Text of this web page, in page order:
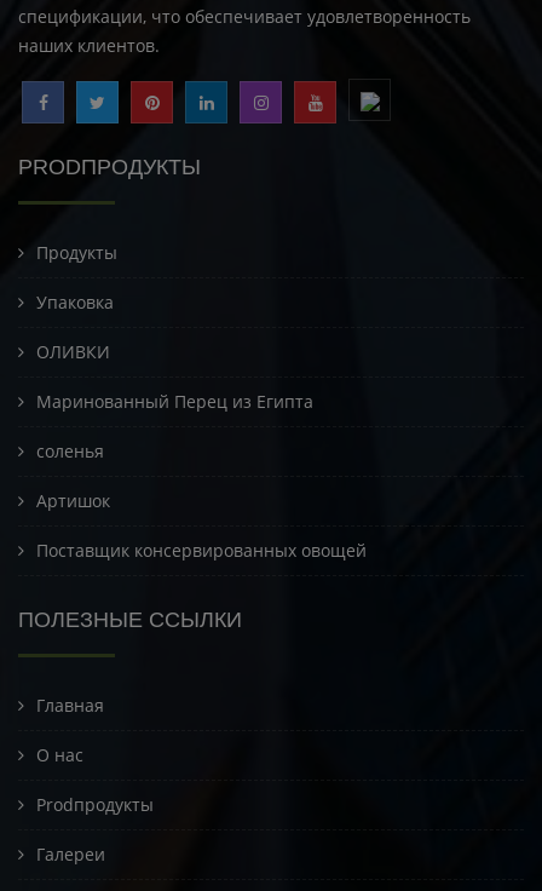
спецификации, что обеспечивает удовлетворенность
наших клиентов.
PRODПРОДУКТЫ
Продукты
Упаковка
ОЛИВКИ
Маринованный Перец из Египта
соленья
Артишок
Поставщик консервированных овощей
ПОЛЕЗНЫЕ ССЫЛКИ
Главная
О нас
Prodпродукты
Галереи